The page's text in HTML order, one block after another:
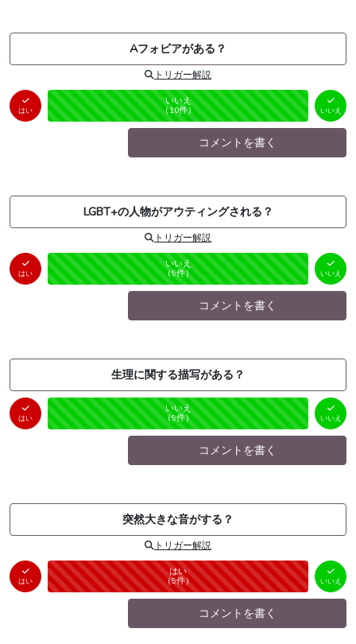
Aフォビアがある？
トリガー解説
はい
はい
（0件）
未投票
いいえ
（10件） いいえ
コメントを書く
LGBT+の人物がアウティングされる？
トリガー解説
はい
はい
（0件）
未投票
いいえ
（9件） いいえ
コメントを書く
生理に関する描写がある？
はい
はい
（0件）
未投票
いいえ
（9件） いいえ
コメントを書く
突然大きな音がする？
トリガー解説
はい
はい
（9件） 未投票
いいえ
（ 0件）
いいえ
コメントを書く